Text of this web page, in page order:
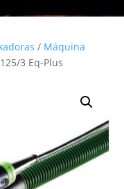
/ Máquina
3 Eq-Plus